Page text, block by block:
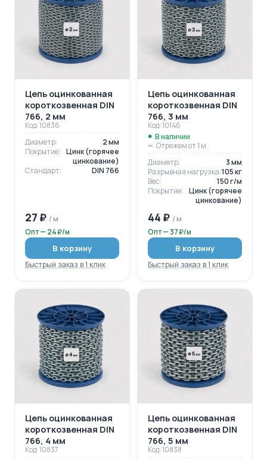
Цепь оцинкованная
короткозвенная DIN
766, 2 мм
Код: 10836
Диаметр:
2 мм
Покрытие:
Цинк (горячее
цинкование)
Стандарт:
DIN 766
27 ₽ / м
Опт — 24 ₽/м
В корзину
Быстрый заказ в 1 клик
Цепь оцинкованная
короткозвенная DIN
766, 3 мм
Код: 10146
В наличии
Отрежем от 1 м
Диаметр:
3 мм
Разрывная нагрузка:105 кг
Вес:
150 г/м
Покрытие:
Цинк (горячее
цинкование)
44 ₽ / м
Опт — 37 ₽/м
В корзину
Быстрый заказ в 1 клик
Цепь оцинкованная
короткозвенная DIN
766, 4 мм
Код: 10837
Цепь оцинкованная
короткозвенная DIN
766, 5 мм
Код: 10838